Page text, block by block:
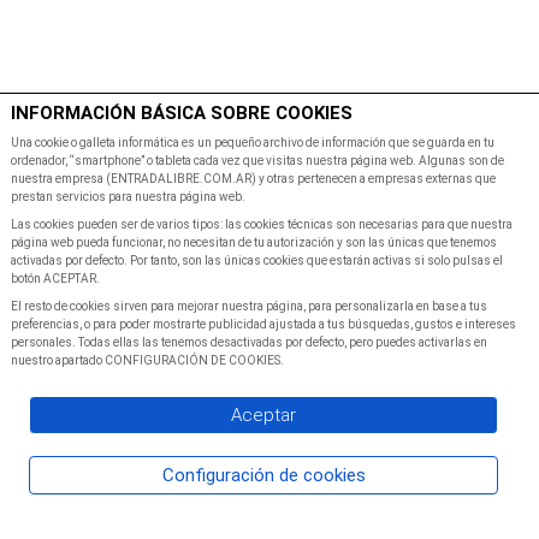
Inicio Programacion
INFORMACIÓN BÁSICA SOBRE COOKIES
Una cookie o galleta informática es un pequeño archivo de información que se guarda en tu
ordenador, “smartphone” o tableta cada vez que visitas nuestra página web. Algunas son de
nuestra empresa (ENTRADALIBRE.COM.AR) y otras pertenecen a empresas externas que
prestan servicios para nuestra página web.
Las cookies pueden ser de varios tipos: las cookies técnicas son necesarias para que nuestra
página web pueda funcionar, no necesitan de tu autorización y son las únicas que tenemos
activadas por defecto. Por tanto, son las únicas cookies que estarán activas si solo pulsas el
botón ACEPTAR.
El resto de cookies sirven para mejorar nuestra página, para personalizarla en base a tus
preferencias, o para poder mostrarte publicidad ajustada a tus búsquedas, gustos e intereses
personales. Todas ellas las tenemos desactivadas por defecto, pero puedes activarlas en
nuestro apartado CONFIGURACIÓN DE COOKIES.
Aceptar
Configuración de cookies